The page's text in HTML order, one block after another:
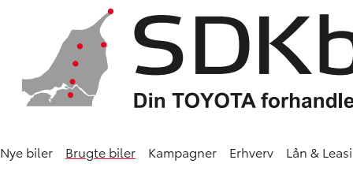
Nye biler Brugte biler Kampagner Erhverv Lån &